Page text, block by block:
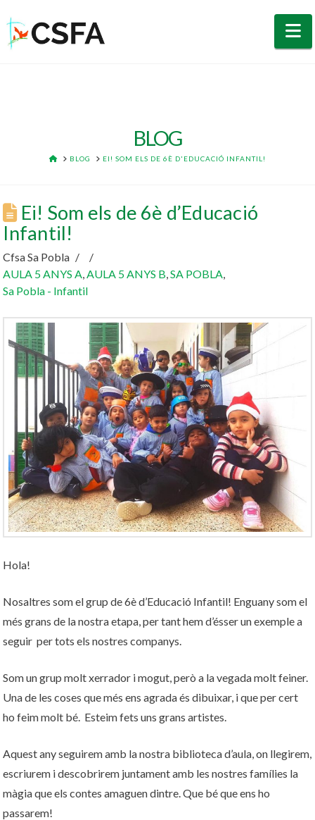
BLOG
HOME
BLOG EI! SOM ELS DE 6È D'EDUCACIÓ INFANTIL!
Ei! Som els de 6è d’Educació
Infantil!
Cfsa Sa Pobla
AULA 5 ANYS A,AULA 5 ANYS B,SA POBLA,
Sa Pobla - Infantil
Hola!
Nosaltres som el grup de 6è d’Educació Infantil! Enguany som el
més grans de la nostra etapa, per tant hem d’ésser un exemple a
seguir per tots els nostres companys.
Som un grup molt xerrador i mogut, però a la vegada molt feiner.
Una de les coses que més ens agrada és dibuixar, i que per cert
ho feim molt bé. Esteim fets uns grans artistes.
Aquest any seguirem amb la nostra biblioteca d’aula, on llegirem,
escriurem i descobrirem juntament amb les nostres famílies la
màgia que els contes amaguen dintre. Que bé que ens ho
passarem!